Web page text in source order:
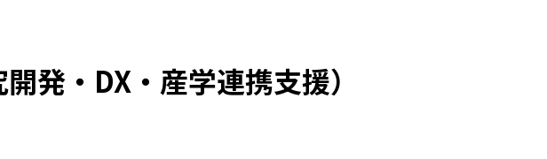
発・DX・産学連携支援）